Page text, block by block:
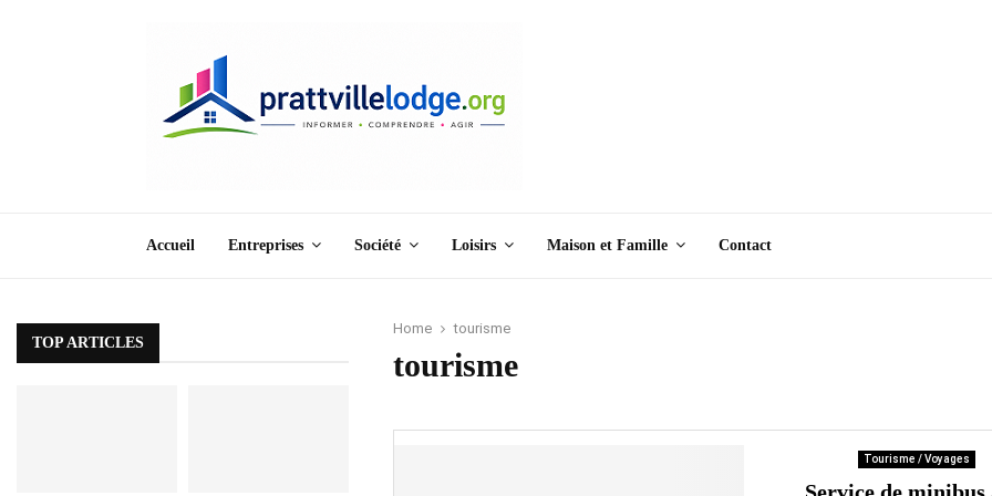
Accueil Entreprises Société Loisirs Maison et Famille Contact
Home tourisme
tourisme
Tourisme / Voyages
TOP ARTICLES